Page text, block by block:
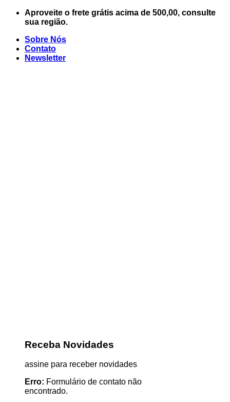
Skip
Aproveite o frete grátis acima de 500,00, consulte
sua região.
Sobre Nós
Contato
Newsletter
Receba Novidades
assine para receber novidades
Erro: Formulário de contato não
encontrado.